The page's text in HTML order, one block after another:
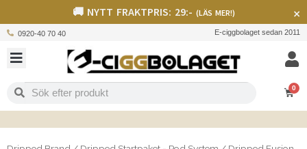
🚚 NYTT FRAKTPRIS: 29:- (LÄS MER!) ×
0920-40 70 40 E-ciggbolaget sedan 2011
0